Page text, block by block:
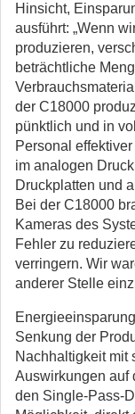
Hinsicht,
ausführt: „Wenn
produzieren,
beträchtliche
der C18000
pünktlich und in
Personal
im analogen
Druckplatten und
Bei der C18000
Kameras des
Fehler zu
verringern. Wir
anderer Stelle
Senkung der
Nachhaltigkeit mit
Auswirkungen auf
den Single-Pass-